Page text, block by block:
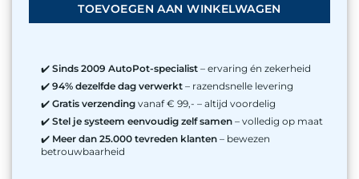
TOEVOEGEN AAN WINKELWAGEN
✔️Sinds 2009 AutoPot-specialist – ervaring én zekerheid
✔️94% dezelfde dag verwerkt – razendsnelle levering
✔️Gratis verzending vanaf € 99,- – altijd voordelig
✔️Stel je systeem eenvoudig zelf samen – volledig op maat
✔️ Meer dan 25.000 tevreden klanten – bewezen
betrouwbaarheid